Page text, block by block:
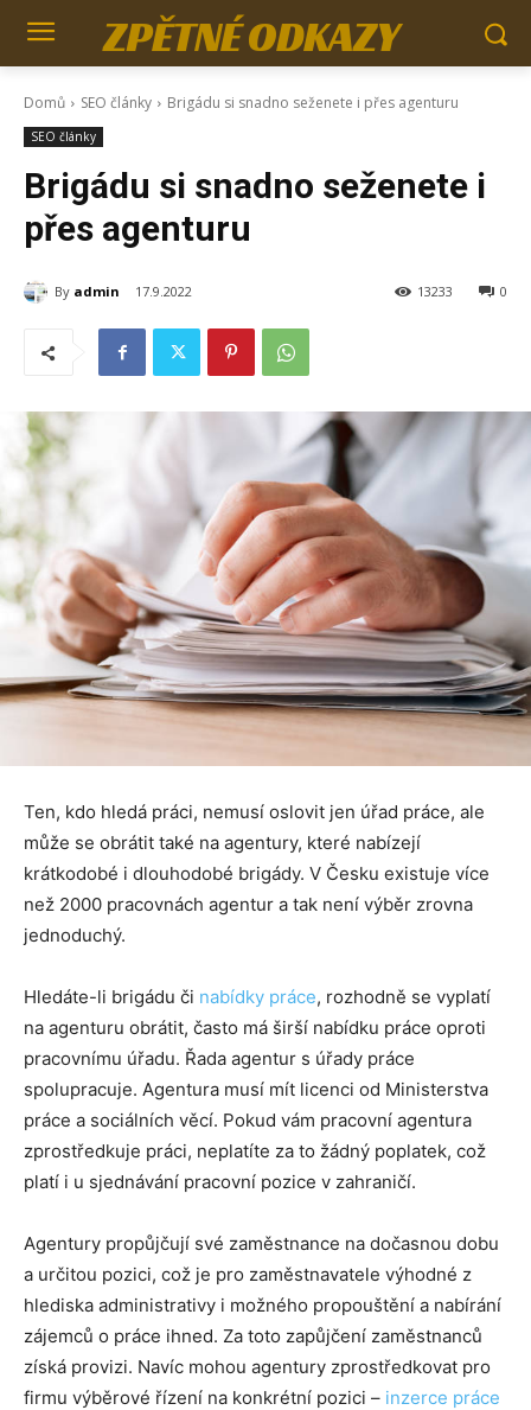
ZPĚTNÉ ODKAZY
Domů SEO články Brigádu si snadno seženete i přes agenturu
SEO články
Brigádu si snadno seženete i
přes agenturu
By admin 17.9.2022 0
13233
Ten, kdo hledá práci, nemusí oslovit jen úřad práce, ale
může se obrátit také na agentury, které nabízejí
krátkodobé i dlouhodobé brigády. V Česku existuje více
než 2000 pracovnách agentur a tak není výběr zrovna
jednoduchý.
Hledáte-li brigádu či nabídky práce, rozhodně se vyplatí
na agenturu obrátit, často má širší nabídku práce oproti
pracovnímu úřadu. Řada agentur s úřady práce
spolupracuje. Agentura musí mít licenci od Ministerstva
práce a sociálních věcí. Pokud vám pracovní agentura
zprostředkuje práci, neplatíte za to žádný poplatek, což
platí i u sjednávání pracovní pozice v zahraničí.
Agentury propůjčují své zaměstnance na dočasnou dobu
a určitou pozici, což je pro zaměstnavatele výhodné z
hlediska administrativy i možného propouštění a nabírání
zájemců o práce ihned. Za toto zapůjčení zaměstnanců
získá provizi. Navíc mohou agentury zprostředkovat pro
firmu výběrové řízení na konkrétní pozici – inzerce práce